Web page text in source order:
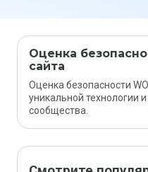
Оценка
сайта
Оценка безопасности
уникальной технологии
сообщества.